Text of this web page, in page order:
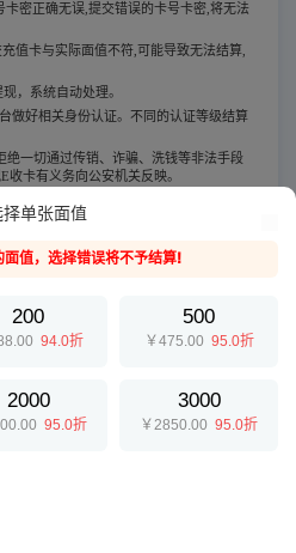
密正确无误,提交错误的卡号卡密,将无法
值卡与实际面值不符,可能导致无法结算,
，系统自动处理。
做好相关身份认证。不同的认证等级结算
绝一切通过传销、诈骗、洗钱等非法手段
卡有义务向公安机关反映。
单张面值
值，选择错误将不予结算!
200
94.0折
500
￥475.00 95.0折
2000
95.0折
3000
￥2850.0095.0折